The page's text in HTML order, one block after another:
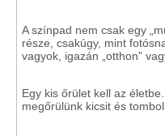
A színpad nem csak egy
része, csakúgy, mint
vagyok, igazán „otthon"
Egy kis őrület kell az
megőrülünk kicsit és